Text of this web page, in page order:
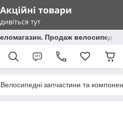
Продаж велосипедів
Велосипедні запчастини та